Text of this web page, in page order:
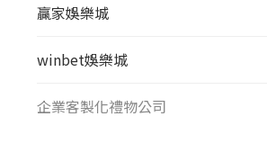
贏家娛樂城
winbet娛樂城
企業客製化禮物公司